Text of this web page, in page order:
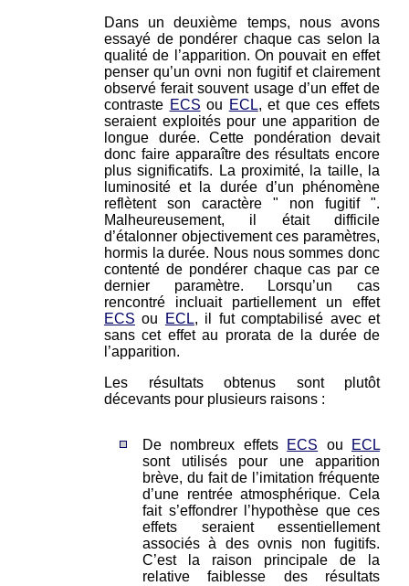
Dans un deuxième temps, nous avons
essayé de pondérer chaque cas selon la
qualité de l’apparition. On pouvait en effet
penser qu’un ovni non fugitif et clairement
observé ferait souvent usage d’un effet de
contraste ECS ou ECL, et que ces effets
seraient exploités pour une apparition de
longue durée. Cette pondération devait
donc faire apparaître des résultats encore
plus significatifs. La proximité, la taille, la
luminosité et la durée d’un phénomène
reflètent son caractère " non fugitif ".
Malheureusement, il était difficile
d’étalonner objectivement ces paramètres,
hormis la durée. Nous nous sommes donc
contenté de pondérer chaque cas par ce
dernier paramètre. Lorsqu’un cas
rencontré incluait partiellement un effet
ECS ou ECL, il fut comptabilisé avec et
sans cet effet au prorata de la durée de
l’apparition.
Les résultats obtenus sont plutôt
décevants pour plusieurs raisons :
De nombreux effets ECS ou
ECL
sont utilisés pour une apparition
brève, du fait de l’imitation fréquente
d’une rentrée atmosphérique. Cela
fait s’effondrer l’hypothèse que ces
effets seraient essentiellement
associés à des ovnis non fugitifs.
C’est la raison principale de la
relative faiblesse des résultats